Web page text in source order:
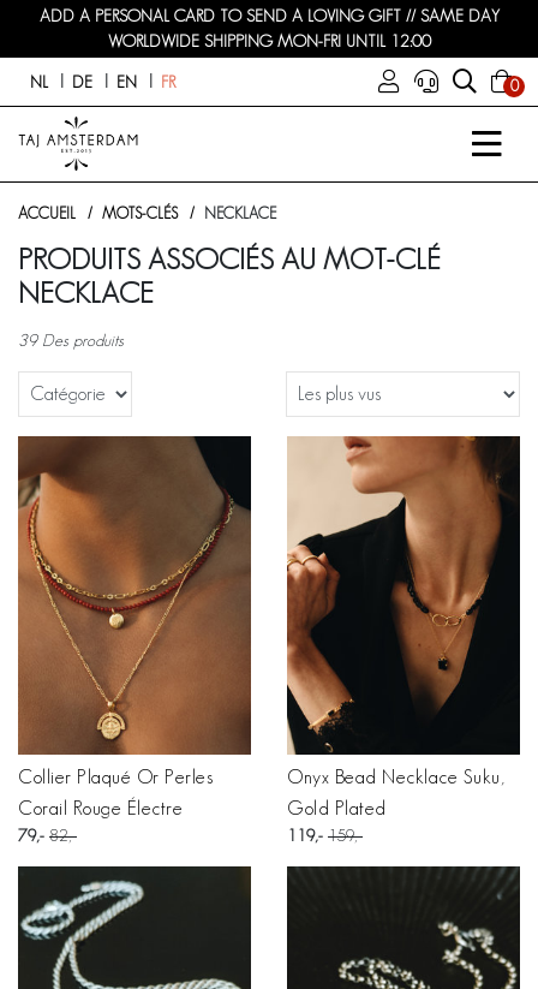
ADD A PERSONAL CARD TO SEND A LOVING GIFT // SAME DAY
WORLDWIDE SHIPPING MON-FRI UNTIL 12:00
NL DE EN FR 0
ACCUEIL MOTS-CLÉS NECKLACE
PRODUITS ASSOCIÉS AU MOT-CLÉ
NECKLACE
39 Des produits
Collier Plaqué Or Perles
Corail Rouge Électre
79 82
Onyx Bead Necklace Suku,
Gold Plated
119 159